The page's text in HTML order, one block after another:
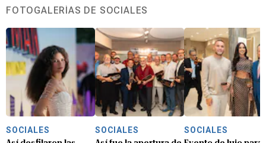
FOTOGALERÍAS DE SOCIALES
SOCIALES SOCIALES SOCIALES